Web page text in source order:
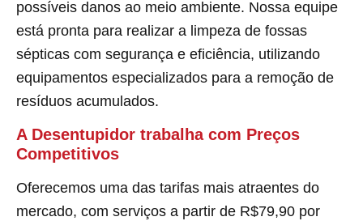
possíveis danos ao meio ambiente. Nossa equipe
está pronta para realizar a limpeza de fossas
sépticas com segurança e eficiência, utilizando
equipamentos especializados para a remoção de
resíduos acumulados.
A Desentupidor trabalha com Preços
Competitivos
Oferecemos uma das tarifas mais atraentes do
mercado, com serviços a partir de R$79,90 por